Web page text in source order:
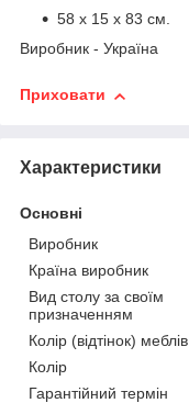
58 х 15 х 83 см.
Виробник - Україна
Приховати
Характеристики
Основні
Виробник
Країна виробник
Вид столу за своїм
призначенням
Колір (відтінок) меблів
Колір
Гарантійний термін